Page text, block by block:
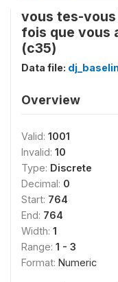
vous tes-vous
fois que vous
(c35)
Data file:
Overview
Valid: 1001
Invalid: 10
Type: Discrete
Decimal: 0
Start: 764
End: 764
Width: 1
Range: 1 - 3
Format: Numeric